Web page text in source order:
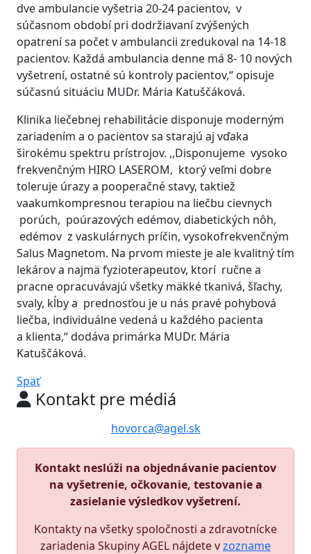
dve ambulancie vyšetria 20-24 pacientov, v
súčasnom období pri dodržiavaní zvýšených
opatrení sa počet v ambulancii zredukoval na 14-18
pacientov. Každá ambulancia denne má 8- 10 nových
vyšetrení, ostatné sú kontroly pacientov,“ opisuje
súčasnú situáciu MUDr. Mária Katuščáková.
Klinika liečebnej rehabilitácie disponuje moderným
zariadením a o pacientov sa starajú aj vďaka
širokému spektru prístrojov. ,,Disponujeme vysoko
frekvenčným HIRO LASEROM, ktorý veľmi dobre
toleruje úrazy a pooperačné stavy, taktiež
vaakumkompresnou terapiou na liečbu cievnych
porúch, poúrazových edémov, diabetických nôh,
edémov z vaskulárnych príčin, vysokofrekvenčným
Salus Magnetom. Na prvom mieste je ale kvalitný tím
lekárov a najmä fyzioterapeutov, ktorí ručne a
pracne opracuvávajú všetky mäkké tkanivá, šľachy,
svaly, kĺby a prednosťou je u nás pravé pohybová
liečba, individuálne vedená u každého pacienta
a klienta,“ dodáva primárka MUDr. Mária
Katuščáková.
Späť
Kontakt pre médiá
hovorca@agel.sk
Kontakt neslúži na objednávanie pacientov
na vyšetrenie, očkovanie, testovanie a
zasielanie výsledkov vyšetrení.
Kontakty na všetky spoločnosti a zdravotnícke
zariadenia Skupiny AGEL nájdete vzozname